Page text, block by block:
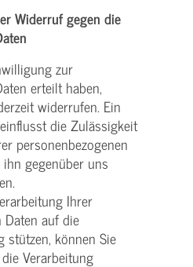
Widerruf gegen die
zur
erteilt haben,
widerrufen. Ein
die Zulässigkeit
personenbezogenen
gegenüber uns
Ihrer
Daten auf die
stützen, können Sie
Verarbeitung